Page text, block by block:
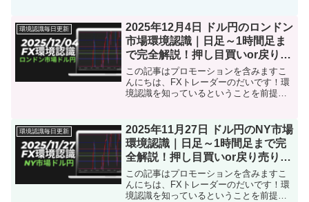
日ニューヨーク市場】のドル円の環境認
識をまとめました。...
環境認識毎日更新
2025年12月4日 ドル円のロンドン
市場環境認識｜日足～1時間足ま
で完全解説！押し目買いor戻り売
り戦略は？
この記事はプロモーションを含みますこ
んにちは、FXトレーダーのだいです！環
境認識を知っているということを前提に
市場】のドル円の環境認識をまとめまし
た。トレード前に...
環境認識毎日更新
2025年11月27日 ドル円のNY市場
環境認識｜日足～1時間足まで完
全解説！押し目買いor戻り売り戦
略は？
この記事はプロモーションを含みますこ
んにちは、FXトレーダーのだいです！環
境認識を知っているということを前提に